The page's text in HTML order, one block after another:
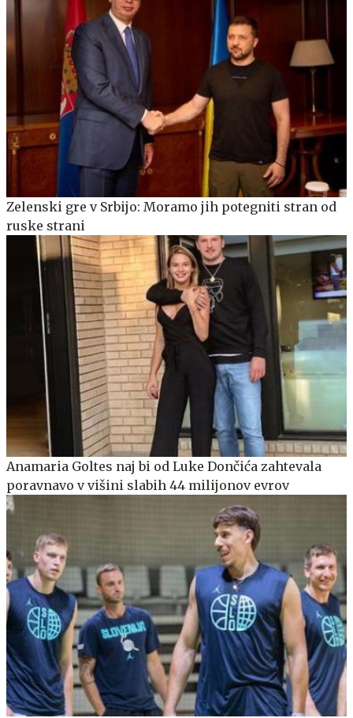
Zelenski gre v Srbijo: Moramo jih potegniti stran od
ruske strani
Anamaria Goltes naj bi od Luke Dončića zahtevala
poravnavo v višini slabih 44 milijonov evrov